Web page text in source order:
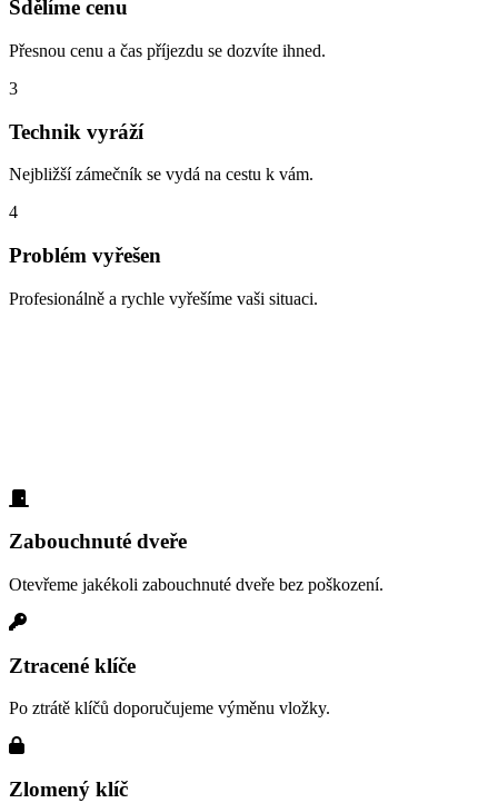
Sdělíme cenu
Přesnou cenu a čas příjezdu se dozvíte ihned.
3
Technik vyráží
Nejbližší zámečník se vydá na cestu k vám.
4
Problém vyřešen
Profesionálně a rychle vyřešíme vaši situaci.
Zabouchnuté dveře
Otevřeme jakékoli zabouchnuté dveře bez poškození.
Ztracené klíče
Po ztrátě klíčů doporučujeme výměnu vložky.
Zlomený klíč